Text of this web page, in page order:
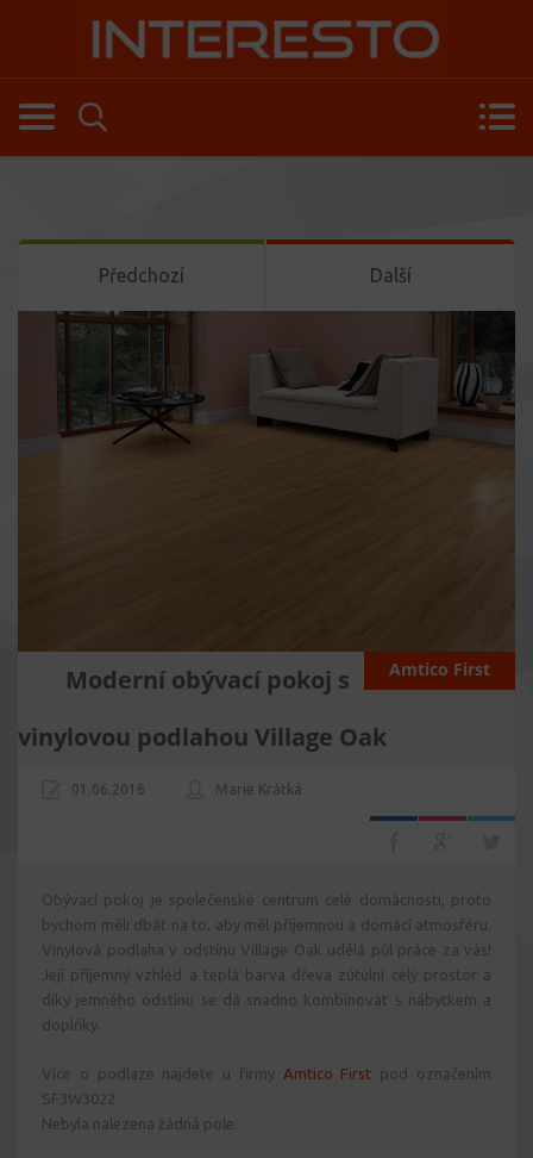
Předchozí Další
Amtico First
Moderní obývací pokoj s
vinylovou podlahou Village Oak
01.06.2016 Marie Krátká
Obývací pokoj je společenské centrum celé domácnosti, proto
bychom měli dbát na to, aby měl příjemnou a domácí atmosféru.
Vinylová podlaha v odstínu Village Oak udělá půl práce za vás!
Její příjemný vzhled a teplá barva dřeva zútulní celý prostor a
díky jemného odstínu se dá snadno kombinovat s nábytkem a
doplňky.
Více o podlaze najdete u firmy Amtico First pod označením
SF3W3022.
Nebyla nalezena žádná pole.